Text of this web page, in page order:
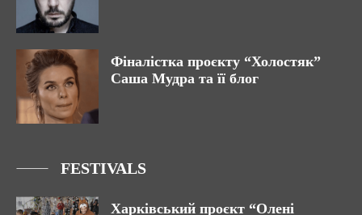
Фіналістка проєкту “Холостяк”
Саша Мудра та її блог
FESTIVALS
Харківський проєкт “Олені